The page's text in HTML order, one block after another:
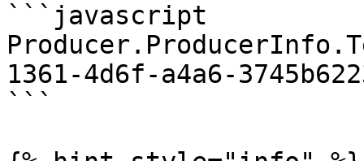
```javascript
1361-4d6f-a4a6-
```